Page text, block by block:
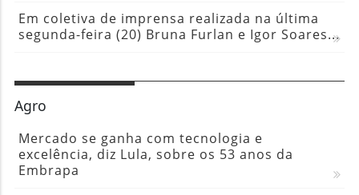
Em coletiva de imprensa realizada na última
segunda-feira (20) Bruna Furlan e Igor Soares...
Agro
Mercado se ganha com tecnologia e
excelência, diz Lula, sobre os 53 anos da
Embrapa